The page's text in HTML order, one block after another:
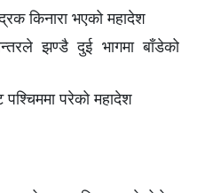
किनारा भएको महादेश
झण्डै दुई भागमा बाँडेको
पश्चिममा परेको महादेश